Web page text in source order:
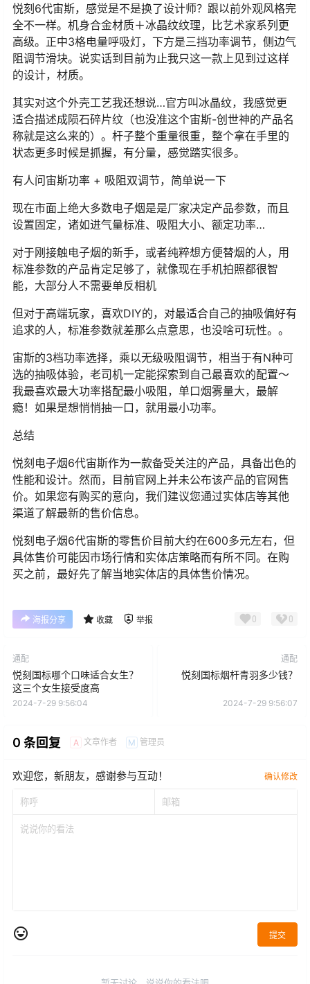
悦刻6代宙斯，感觉是不是换了设计师？跟以前外观风格完
全不一样。机身合金材质＋冰晶纹纹理，比艺术家系列更
高级。正中3格电量呼吸灯，下方是三挡功率调节，侧边气
阻调节滑块。说实话到目前为止我只这一款上见到过这样
的设计，材质。
其实对这个外壳工艺我还想说…官方叫冰晶纹，我感觉更
适合描述成陨石碎片纹（也没准这个宙斯-创世神的产品名
称就是这么来的）。杆子整个重量很重，整个拿在手里的
状态更多时候是抓握，有分量，感觉踏实很多。
有人问宙斯功率 + 吸阻双调节，简单说一下
现在市面上绝大多数电子烟是是厂家决定产品参数，而且
设置固定，诸如进气量标准、吸阻大小、额定功率…
对于刚接触电子烟的新手，或者纯粹想方便替烟的人，用
标准参数的产品肯定足够了，就像现在手机拍照都很智
能，大部分人不需要单反相机
但对于高端玩家，喜欢DIY的，对最适合自己的抽吸偏好有
追求的人，标准参数就差那么点意思，也没啥可玩性。。
宙斯的3档功率选择，乘以无级吸阻调节，相当于有N种可
选的抽吸体验，老司机一定能探索到自己最喜欢的配置～
我最喜欢最大功率搭配最小吸阻，单口烟雾量大，最解
瘾！如果是想悄悄抽一口，就用最小功率。
总结
悦刻电子烟6代宙斯作为一款备受关注的产品，具备出色的
性能和设计。然而，目前官网上并未公布该产品的官网售
价。如果您有购买的意向，我们建议您通过实体店等其他
渠道了解最新的售价信息。
悦刻电子烟6代宙斯的零售价目前大约在600多元左右，但
具体售价可能因市场行情和实体店策略而有所不同。在购
买之前，最好先了解当地实体店的具体售价情况。
海报分享 收藏 举报 0 0
通配
悦刻国标哪个口味适合女生？
这三个女生接受度高
2024-7-29 9:56:04
通配
悦刻国标烟杆青羽多少钱？
2024-7-29 9:56:07
0 条回复 A 文章作者 M 管理员
欢迎您，新朋友，感谢参与互动！ 确认修改
提交